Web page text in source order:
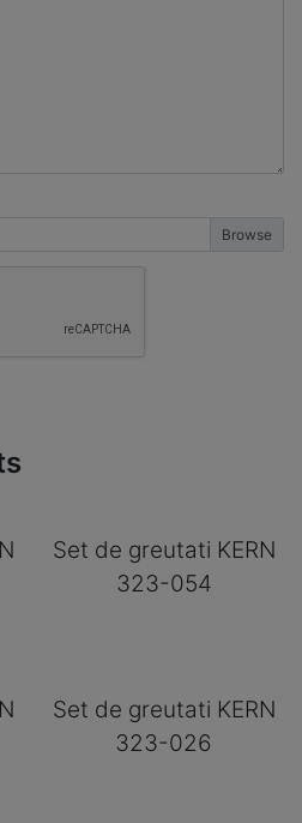
Set de greutati KERN
323-054
Set de greutati KERN
323-026